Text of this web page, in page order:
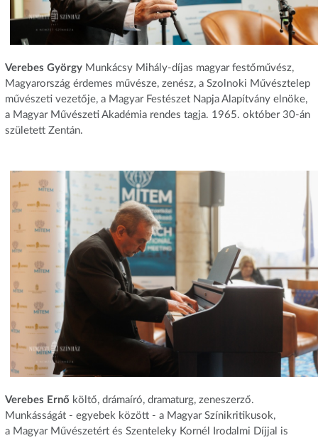
Verebes György Munkácsy Mihály-díjas magyar festőművész,
Magyarország érdemes művésze, zenész, a Szolnoki Művésztelep
művészeti vezetője, a Magyar Festészet Napja Alapítvány elnöke,
a Magyar Művészeti Akadémia rendes tagja. 1965. október 30-án
született Zentán.
Verebes Ernő költő, drámaíró, dramaturg, zeneszerző.
Munkásságát - egyebek között - a Magyar Színikritikusok,
a Magyar Művészetért és Szenteleky Kornél Irodalmi Díjjal is